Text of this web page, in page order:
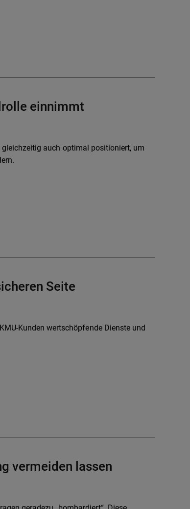
einnimmt
auch optimal positioniert, um
Seite
Kunden wertschöpfende Dienste und
vermeiden lassen